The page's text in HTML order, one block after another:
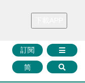
財華證券 媒體矩陣
訂閱
简